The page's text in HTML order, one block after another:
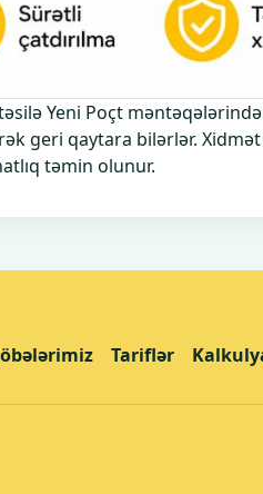
Yeni Poçt
geri qaytara bilərlər.
təmin olunur.
Tariflər